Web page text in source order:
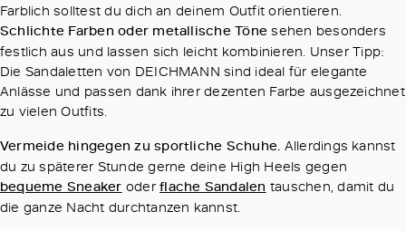
Farblich solltest du dich an deinem Outfit orientieren.
Schlichte Farben oder metallische Töne sehen besonders
festlich aus und lassen sich leicht kombinieren. Unser Tipp:
Die Sandaletten von DEICHMANN sind ideal für elegante
Anlässe und passen dank ihrer dezenten Farbe ausgezeichnet
zu vielen Outfits.
Vermeide hingegen zu sportliche Schuhe. Allerdings kannst
du zu späterer Stunde gerne deine High Heels gegen
bequeme Sneaker oderflache Sandalen tauschen, damit du
die ganze Nacht durchtanzen kannst.